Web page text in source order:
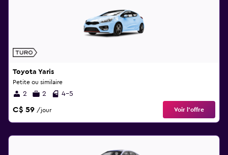
Toyota Yaris
Petite ou similaire
2 2 4-5
C$ 59 /jour Voir l’offre